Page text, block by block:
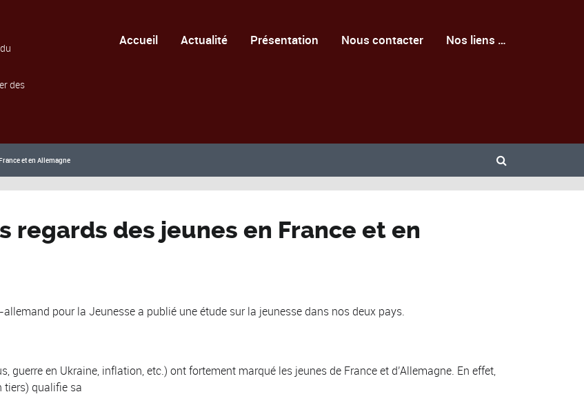
des
Accueil Actualité Présentation Nous contacter Nos liens …
et en Allemagne
regards des jeunes en France et en
pour la Jeunesse a publié une étude sur la jeunesse dans nos deux pays.
guerre en Ukraine, inflation, etc.) ont fortement marqué les jeunes de France et d’Allemagne. En effet,
tiers) qualifie sa